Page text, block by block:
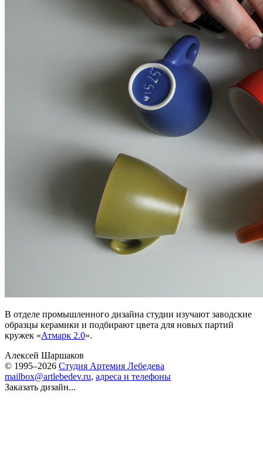
В отделе промышленного дизайна студии изучают заводские
образцы керамики и подбирают цвета для новых партий
кружек «Атмарк 2.0».
Алексей Шаршаков
© 1995–2026 Студия Артемия Лебедева
mailbox@artlebedev.ru, адреса и телефоны
Заказать дизайн...